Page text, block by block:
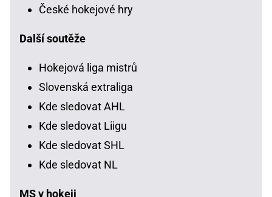
České hokejové hry
Další soutěže
Hokejová liga mistrů
Slovenská extraliga
Kde sledovat AHL
Kde sledovat Liigu
Kde sledovat SHL
Kde sledovat NL
MS v hokeji